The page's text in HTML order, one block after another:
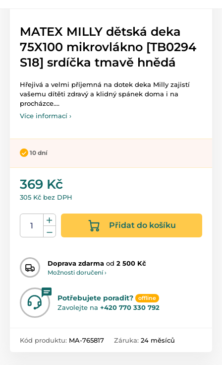
MATEX MILLY dětská deka
75X100 mikrovlákno [TB0294
S18] srdíčka tmavě hnědá
Hřejivá a velmi příjemná na dotek deka Milly zajistí
vašemu dítěti zdravý a klidný spánek doma i na
procházce....
Více informací ›
10 dní
369 Kč
305 Kč bez DPH
Přidat do košíku
Doprava zdarma od 2 500 Kč
Možnosti doručení ›
Potřebujete poradit? offline
Zavolejte na +420 770 330 792
Kód produktu: MA-765817 Záruka: 24 měsíců